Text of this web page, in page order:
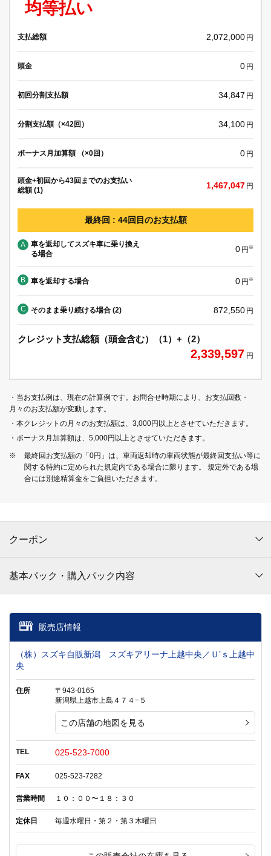
均等払い
支払総額 2,072,000 円
頭金 0 円
初回分割支払額 34,847 円
分割支払額（×42回） 34,100 円
ボーナス月加算額 （×0回） 0 円
頭金+初回から43回までのお支払い
総額 (1)
1,467,047 円
最終回 : 44回目のお支払額
A
車を返却してスズキ車に乗り換え
る場合
0 円 ※
B 車を返却する場合 0 円 ※
C そのまま乗り続ける場合 (2) 872,550 円
クレジット支払総額（頭金含む）（1）+（2）
2,339,597 円
・当お支払例は、現在の計算例です。お問合せ時期により、お支払回数・
月々のお支払額が変動します。
・本クレジットの月々のお支払額は、3,000円以上とさせていただきます。
・ボーナス月加算額は、5,000円以上とさせていただきます。
※
最終回お支払額の「0円」は、車両返却時の車両状態が最終回支払い等に
関する特約に定められた規定内である場合に限ります。 規定外である場
合には別途精算金をご負担いただきます。
クーポン
基本パック・購入パック内容
販売店情報
（株）スズキ自販新潟 スズキアリーナ上越中央／Ｕ’ｓ上越中
央
住所
〒943-0165
新潟県上越市上島４７４−５
この店舗の地図を見る
TEL 025-523-7000
FAX 025-523-7282
営業時間 １０：００〜１８：３０
定休日 毎週水曜日・第２・第３木曜日